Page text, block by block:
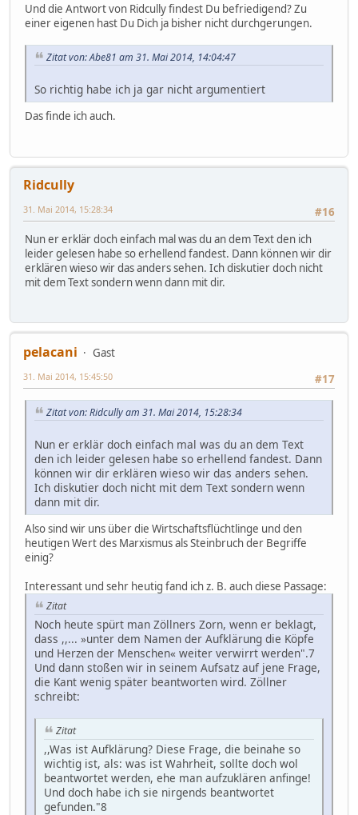
Und die Antwort von Ridcully findest Du befriedigend? Zu
einer eigenen hast Du Dich ja bisher nicht durchgerungen.
Zitat von: Abe81 am 31. Mai 2014, 14:04:47
So richtig habe ich ja gar nicht argumentiert
Das finde ich auch.
Ridcully
#16
31. Mai 2014, 15:28:34
Nun er erklär doch einfach mal was du an dem Text den ich
leider gelesen habe so erhellend fandest. Dann können wir dir
erklären wieso wir das anders sehen. Ich diskutier doch nicht
mit dem Text sondern wenn dann mit dir.
pelacani
Gast
#17
31. Mai 2014, 15:45:50
Zitat von: Ridcully am 31. Mai 2014, 15:28:34
Nun er erklär doch einfach mal was du an dem Text
den ich leider gelesen habe so erhellend fandest. Dann
können wir dir erklären wieso wir das anders sehen.
Ich diskutier doch nicht mit dem Text sondern wenn
dann mit dir.
Also sind wir uns über die Wirtschaftsflüchtlinge und den
heutigen Wert des Marxismus als Steinbruch der Begriffe
einig?
Interessant und sehr heutig fand ich z. B. auch diese Passage:
Zitat
Noch heute spürt man Zöllners Zorn, wenn er beklagt,
dass ,,... »unter dem Namen der Aufklärung die Köpfe
und Herzen der Menschen« weiter verwirrt werden".7
Und dann stoßen wir in seinem Aufsatz auf jene Frage,
die Kant wenig später beantworten wird. Zöllner
schreibt:
Zitat
,,Was ist Aufklärung? Diese Frage, die beinahe so
wichtig ist, als: was ist Wahrheit, sollte doch wol
beantwortet werden, ehe man aufzuklären anfinge!
Und doch habe ich sie nirgends beantwortet
gefunden."8